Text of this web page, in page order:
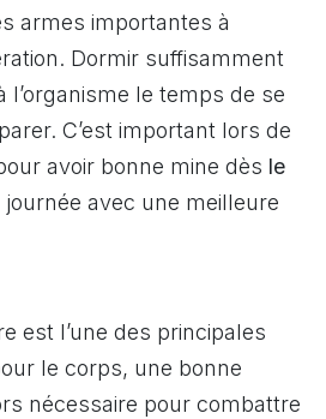
armes importantes à
Dormir suffisamment
l’organisme le temps de se
C’est important lors de
avoir bonne mine dès le
avec une meilleure
est l’une des principales
le corps, une bonne
nécessaire pour combattre